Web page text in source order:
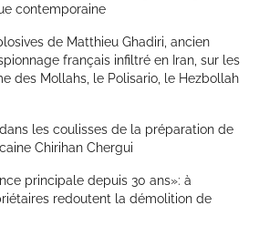
contemporaine
de Matthieu Ghadiri, ancien
français infiltré en Iran, sur les
des Mollahs, le Polisario, le Hezbollah
les coulisses de la préparation de
Chirihan Chergui
principale depuis 30 ans»: à
redoutent la démolition de